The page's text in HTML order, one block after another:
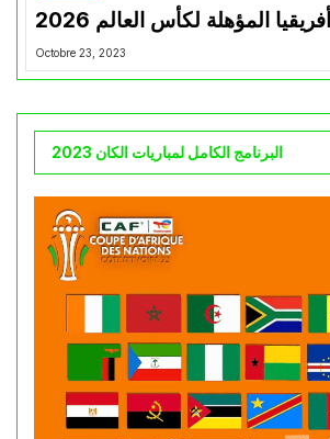
المؤهلة لكأس العالم 2026
Octobre 23, 2023
البرنامج الكامل لمباريات الكان 2023